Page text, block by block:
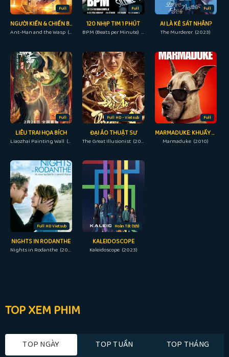
Full
NGƯỜI KIẾN & CHIẾN BINH ONG
Ant-Man and the Wasp (2018)
Full
120 NHỊP TIM 1 PHÚT
BPM (Beats per Minute) (2017)
Full
AI LÀ KẺ SÁT NHÂN?
The Murderer (2023)
Full
LIÊU TRAI HỌA BÍCH
Liaozhai Painting Wall (2023)
Full HD - Vietsub
ĐẠI ẢO THUẬT SƯ
The Great Illusionist (2020)
Full
MARMADUKE: KHUẤY ĐỘNG MÙA HÈ
Marmaduke (2010)
Full HD Vietsub
NIGHTS IN RODANTHE
Nights in Rodanthe (2008)
Hoàn Tất (9/9)
KALEIDOSCOPE
Kaleidoscope (2023)
TOP XEM PHIM
TOP NGÀY TOP TUẦN TOP THÁNG